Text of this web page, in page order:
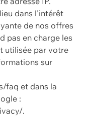
dans l'intérêt
de nos offres
pas en charge les
utilisée par votre
sur
faq et dans la
:
.